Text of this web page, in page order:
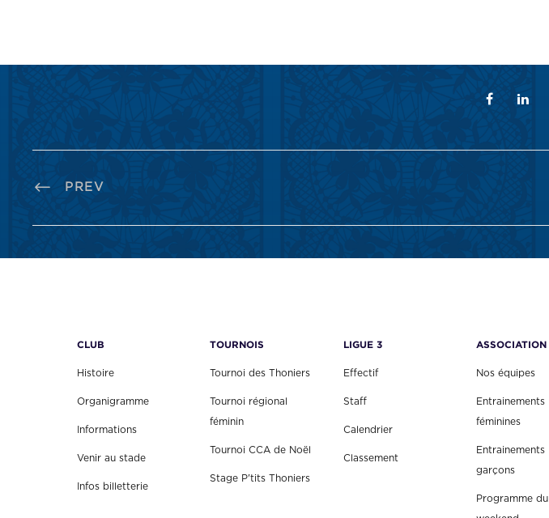
PREV
CLUB
Histoire
Organigramme
Informations
Venir au stade
Infos billetterie
TOURNOIS
Tournoi des Thoniers
Tournoi régional
féminin
Tournoi CCA de Noël
Stage P'tits Thoniers
LIGUE 3
Effectif
Staff
Calendrier
Classement
ASSOCIATION
Nos équipes
Entrainements
féminines
Entrainements
garçons
Programme du